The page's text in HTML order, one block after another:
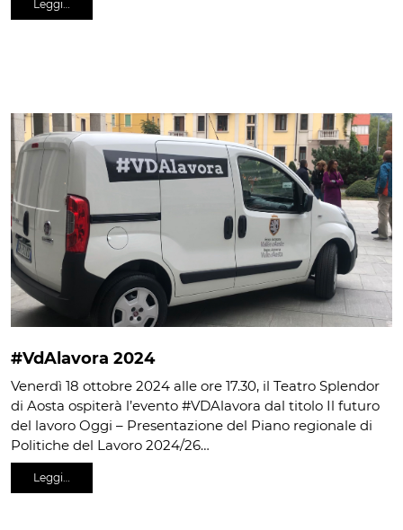
Leggi…
#VdAlavora 2024
Venerdì 18 ottobre 2024 alle ore 17.30, il Teatro Splendor
di Aosta ospiterà l’evento #VDAlavora dal titolo Il futuro
del lavoro Oggi – Presentazione del Piano regionale di
Politiche del Lavoro 2024/26…
Leggi…